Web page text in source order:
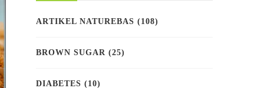
ARTIKEL NATUREBAS (108)
BROWN SUGAR (25)
DIABETES (10)